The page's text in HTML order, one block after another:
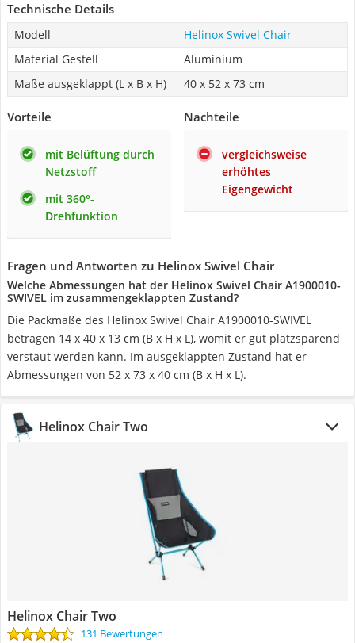
Technische Details
Modell
Helinox Swivel Chair
Material Gestell
Aluminium
Maße ausgeklappt (L x B x H)
‎40 x 52 x 73 cm
Vorteile
mit Belüftung durch
Netzstoff
mit 360°-
Drehfunktion
Nachteile
vergleichsweise
erhöhtes
Eigengewicht
Fragen und Antworten zu Helinox Swivel Chair
Welche Abmessungen hat der Helinox Swivel Chair ‎A1900010-
SWIVEL im zusammengeklappten Zustand?
Die Packmaße des Helinox Swivel Chair ‎A1900010-SWIVEL
betragen 14 x 40 x 13 cm (B x H x L), womit er gut platzsparend
verstaut werden kann. Im ausgeklappten Zustand hat er
Abmessungen von 52 x 73 x 40 cm (B x H x L).
Helinox Chair Two
Helinox Chair Two
131 Bewertungen